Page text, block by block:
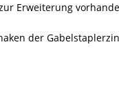
Erweiterung
der